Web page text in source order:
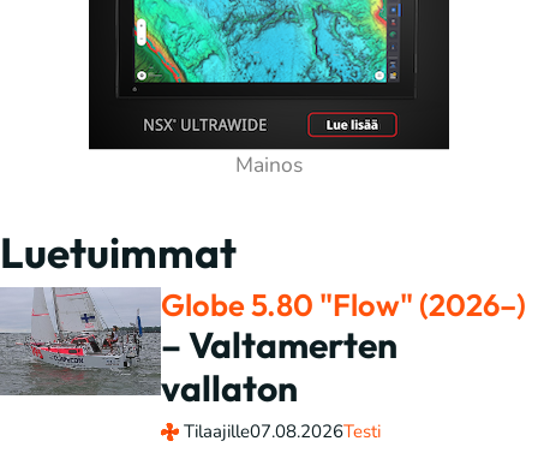
Luetuimmat
Globe 5.80 "Flow" (2026–)
– Valtamerten
vallaton
Tilaajille07.08.2026Testi